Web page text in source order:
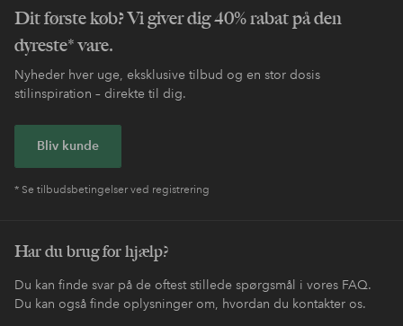
Dit første køb? Vi giver dig 40% rabat på den
dyreste* vare.
Nyheder hver uge, eksklusive tilbud og en stor dosis
stilinspiration – direkte til dig.
Bliv kunde
* Se tilbudsbetingelser ved registrering
Har du brug for hjælp?
Du kan finde svar på de oftest stillede spørgsmål i vores FAQ.
Du kan også finde oplysninger om, hvordan du kontakter os.